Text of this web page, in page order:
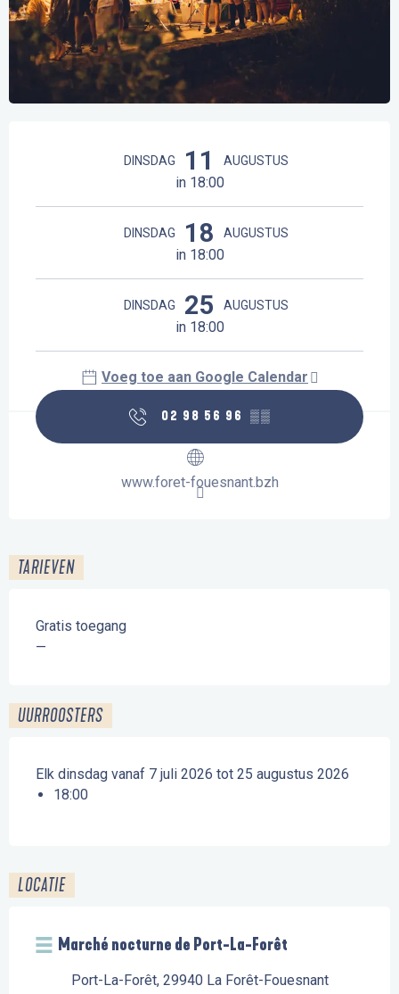
DINSDAG 11 AUGUSTUS
in 18:00
DINSDAG 18 AUGUSTUS
in 18:00
DINSDAG 25 AUGUSTUS
in 18:00
Voeg toe aan Google Calendar
02 98 56 96 ▒▒
www.foret-fouesnant.bzh
TARIEVEN
Gratis toegang
—
UURROOSTERS
Elk dinsdag vanaf 7 juli 2026 tot 25 augustus 2026
18:00
LOCATIE
Marché nocturne de Port-La-Forêt
Port-La-Forêt, 29940 La Forêt-Fouesnant